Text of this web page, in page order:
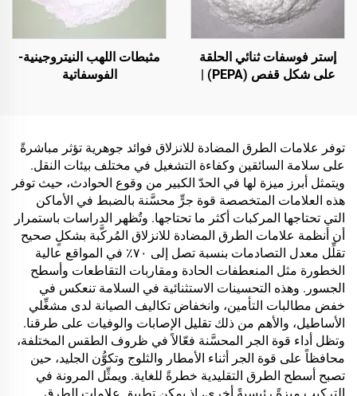
الكاريوكي (KTV)، والمرائب
تحت الأرض، وقاعات السينما
المنزلية تحت الأرض، والأنفاق
إستر فوسفات ثنائي الحلقة
على شكل قفص (PEPA) |
الفينيل (EVA)
مثبطات اللهب النيتروجينية-
الفوسفاتية
توفر علامات الطرق المضادة للانزلاق فوائد جوهرية تؤثر مباشرةً
على سلامة السائقين وكفاءة التشغيل في مختلف بيئات النقل.
ويتمثل أبرز ميزة لها في الحدّ الكبير من وقوع الحوادث، حيث توفر
هذه العلامات المتخصصة قوة جرٍّ محسَّنة بالضبط في الأماكن
التي تحتاجها المركبات أكثر ما تحتاجها. وتُظهر الدراسات باستمرار
أن أنظمة علامات الطرق المضادة للانزلاق المُركَّبة بشكلٍ صحيح
تقلِّل معدل التصادمات بنسبة تصل إلى ٧٠٪ في المواقع عالية
الخطورة مثل المنعطفات الحادة ومقاربات التقاطعات وأسطح
الجسور. وهذه التحسينات الاستثنائية في السلامة تنعكس في
خفض مطالبات التأمين، وانخفاض تكاليف الصيانة لدى مشغِّلي
الأساطيل، والأهم من ذلك تقليل الإصابات والوفيات على طرقنا.
وتظل أداء قوة الجر المحسَّنة فعّالاً في ظروف الطقس المختلفة،
محافظاً على قوة الجر أثناء الأمطار والثلوج وتكوُّن الجليد، حين
تصبح أسطح الطرق التقليدية خطرةً للغاية. ويمثِّل المرونة في